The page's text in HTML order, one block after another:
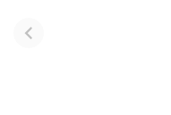
(राजस्थान) |
Formation Of New